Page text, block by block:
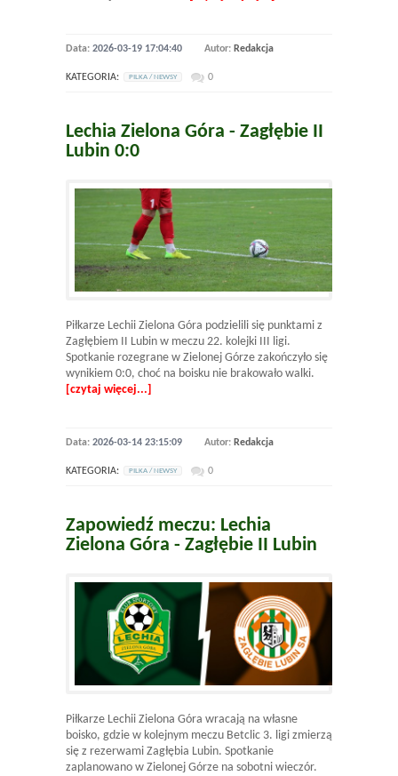
Data: 2026-03-19 17:04:40 Autor: Redakcja
KATEGORIA: PILKA / NEWSY 0
Lechia Zielona Góra - Zagłębie II
Lubin 0:0
Piłkarze Lechii Zielona Góra podzielili się punktami z
Zagłębiem II Lubin w meczu 22. kolejki III ligi.
Spotkanie rozegrane w Zielonej Górze zakończyło się
wynikiem 0:0, choć na boisku nie brakowało walki.
[czytaj więcej...]
Data: 2026-03-14 23:15:09 Autor: Redakcja
KATEGORIA: PILKA / NEWSY 0
Zapowiedź meczu: Lechia
Zielona Góra - Zagłębie II Lubin
Piłkarze Lechii Zielona Góra wracają na własne
boisko, gdzie w kolejnym meczu Betclic 3. ligi zmierzą
się z rezerwami Zagłębia Lubin. Spotkanie
zaplanowano w Zielonej Górze na sobotni wieczór.